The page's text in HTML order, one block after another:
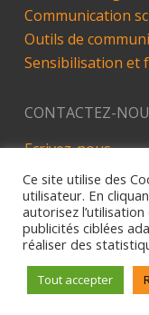
Communication
Outils de
Sensibilisation et
CONTACTEZ-
Ecrivez-nous
LinkedIn
Site développé
Ce site utilise des
utilisateur. En
autorisez
publicités ciblées
réaliser des
Tout accepter